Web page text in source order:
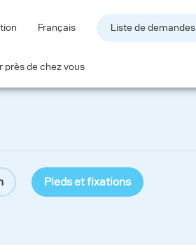
Français Liste de demandes
près de chez vous
Pieds et fixations